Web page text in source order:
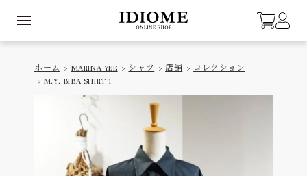
ホーム > MARINA YEE > シャツ > 店舗 > コレクション
> M.Y. BIBA SHIRT 1